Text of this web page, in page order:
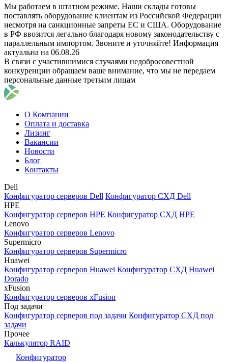
Мы работаем в штатном режиме. Наши склады готовы
поставлять оборудование клиентам из Российской Федерации
несмотря на санкционные запреты ЕС и США. Оборудование
в РФ ввозится легально благодаря новому законодательству с
параллельным импортом. Звоните и уточняйте! Информация
актуальна на 06.08.26
В связи с участившимися случаями недобросовестной
конкуренции обращаем ваше внимание, что мы не передаем
персональные данные третьим лицам
О Компании
Оплата и доставка
Лизинг
Вакансии
Новости
Блог
Контакты
Dell
Конфигуратор серверов Dell Конфигуратор СХД Dell
HPE
Конфигуратор серверов HPE Конфигуратор СХД HPE
Lenovo
Конфигуратор серверов Lenovo
Supermicro
Конфигуратор серверов Supermicro
Huawei
Конфигуратор серверов Huawei Конфигуратор СХД Huawei
Dorado
xFusion
Конфигуратор серверов xFusion
Под задачи
Конфигуратор серверов под задачи Конфигуратор СХД под
задачи
Прочее
Калькулятор RAID
Конфигуратор